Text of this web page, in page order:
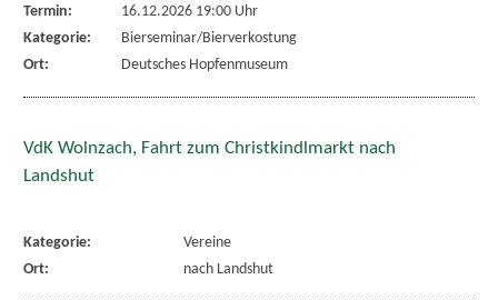
Termin:
16.12.2026 19:00 Uhr
Kategorie:
Bierseminar/Bierverkostung
Ort:
Deutsches Hopfenmuseum
VdK Wolnzach, Fahrt zum Christkindlmarkt nach
Landshut
Kategorie:
Vereine
Ort:
nach Landshut